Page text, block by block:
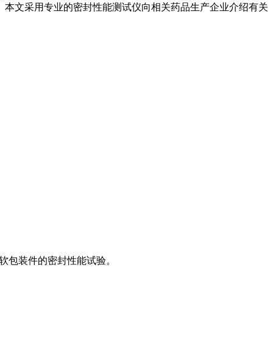
文采用专业的密封性能测试仪向相关药品生产企业介绍有关
包装件的密封性能试验。